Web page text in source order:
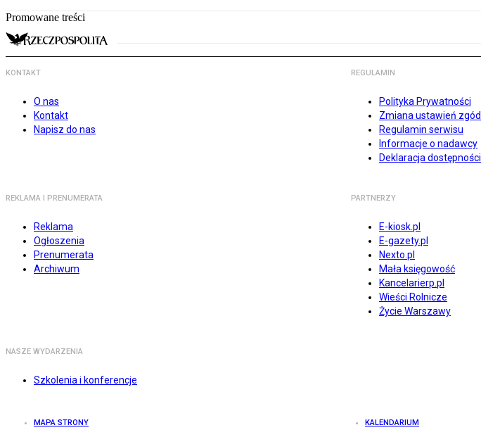
Promowane treści
KONTAKT
O nas
Kontakt
Napisz do nas
REGULAMIN
Polityka Prywatności
Zmiana ustawień zgód
Regulamin serwisu
Informacje o nadawcy
Deklaracja dostępności
REKLAMA I PRENUMERATA
Reklama
Ogłoszenia
Prenumerata
Archiwum
PARTNERZY
E-kiosk.pl
E-gazety.pl
Nexto.pl
Mała księgowość
Kancelarierp.pl
Wieści Rolnicze
Życie Warszawy
NASZE WYDARZENIA
Szkolenia i konferencje
MAPA STRONY KALENDARIUM